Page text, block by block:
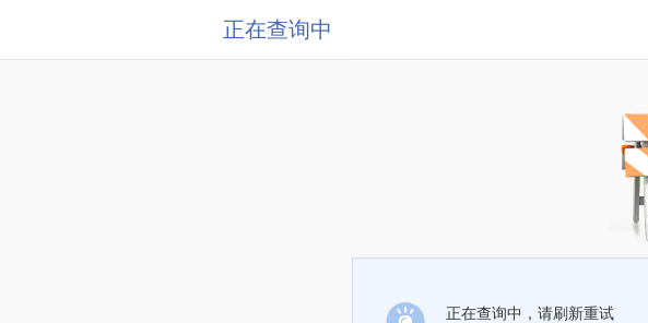
正在查询中
正在查询中，请刷新重试